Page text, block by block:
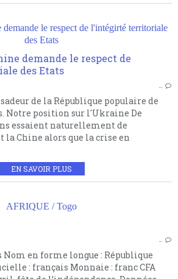
le respect de l'intégirté territoriale
des Etats
…
de la République populaire de
Notre position sur l'Ukraine De
essaient naturellement de
la Chine alors que la crise en
EN SAVOIR PLUS
AFRIQUE / Togo
…
Nom en forme longue : République
: français Monnaie : franc CFA